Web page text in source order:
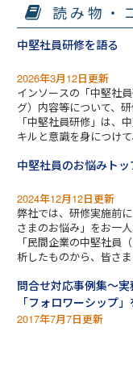
読み物・
中堅社員研修を語る
2026年3月12日更新
インソースの「中堅社
グ）内容等について、
「中堅社員研修」は、
キルと意識を身につけ
中堅社員のお悩みトッ
2024年12月12日更新
弊社では、研修実施前
さまのお悩み」をお一
「民間企業の中堅社員
析したものから、皆さ
問合せ対応事例集～実
「フォロワーシップ
2017年7月7日更新